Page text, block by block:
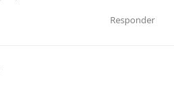
Responder